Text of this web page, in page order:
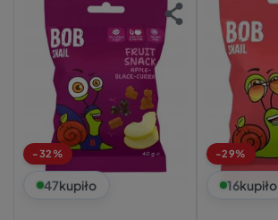
-32%
47kupiło
-29%
16kupiło